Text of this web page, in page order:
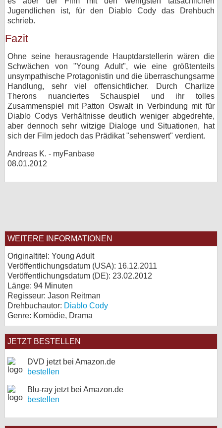
Jugendlichen ist, für den Diablo Cody das Drehbuch
schrieb.
Fazit
Ohne seine herausragende Hauptdarstellerin wären die
Schwächen von "Young Adult", wie eine größtenteils
unsympathische Protagonistin und die überraschungsarme
Handlung, sehr viel offensichtlicher. Durch Charlize
Therons nuanciertes Schauspiel und ihr tolles
Zusammenspiel mit Patton Oswalt in Verbindung mit für
Diablo Codys Verhältnisse deutlich weniger abgedrehte,
aber dennoch sehr witzige Dialoge und Situationen, hat
sich der Film jedoch das Prädikat "sehenswert" verdient.
Andreas K. - myFanbase
08.01.2012
WEITERE INFORMATIONEN
Originaltitel: Young Adult
Veröffentlichungsdatum (USA): 16.12.2011
Veröffentlichungsdatum (DE): 23.02.2012
Länge: 94 Minuten
Regisseur: Jason Reitman
Drehbuchautor: Diablo Cody
Genre: Komödie, Drama
JETZT BESTELLEN
DVD jetzt bei Amazon.de
bestellen
Blu-ray jetzt bei Amazon.de
bestellen